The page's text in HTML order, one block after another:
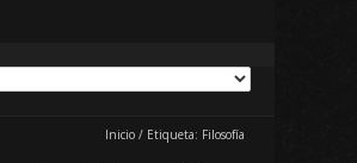
Inicio / Etiqueta: Filosofía